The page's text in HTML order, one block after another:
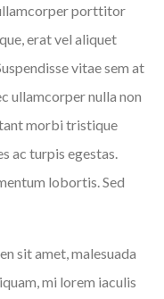
porttitor
erat vel aliquet
vitae sem at
ullamcorper nulla non
morbi tristique
ac turpis egestas.
lobortis. Sed
sit amet, malesuada
mi lorem iaculis